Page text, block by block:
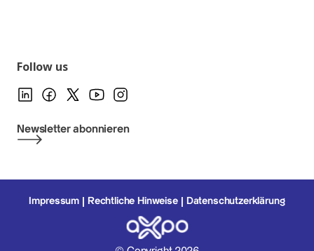
Follow us
Newsletter abonnieren
Impressum Rechtliche Hinweise Datenschutzerklärung